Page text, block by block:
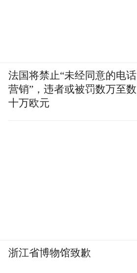
法国将禁止“未经同意的电话
营销”，违者或被罚数万至数
十万欧元
浙江省博物馆致歉